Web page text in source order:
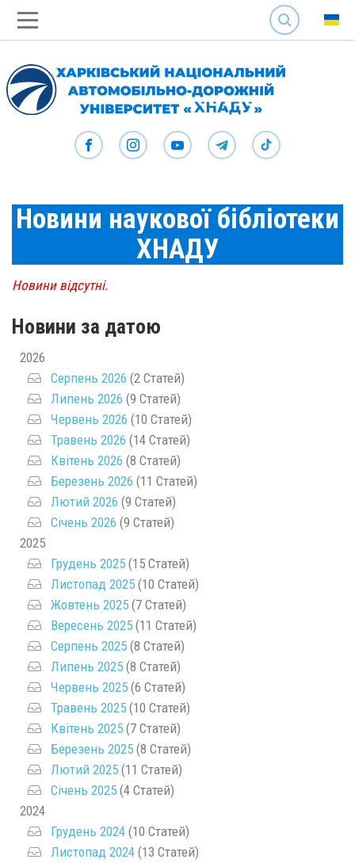
SEARCH
Новини наукової бібліотеки
ХНАДУ
Новини відсутні.
Новини за датою
2026
Серпень 2026 (2 Статей)
Липень 2026 (9 Статей)
Червень 2026 (10 Статей)
Травень 2026 (14 Статей)
Квітень 2026 (8 Статей)
Березень 2026 (11 Статей)
Лютий 2026 (9 Статей)
Січень 2026 (9 Статей)
2025
Грудень 2025 (15 Статей)
Листопад 2025 (10 Статей)
Жовтень 2025 (7 Статей)
Вересень 2025 (11 Статей)
Серпень 2025 (8 Статей)
Липень 2025 (8 Статей)
Червень 2025 (6 Статей)
Травень 2025 (10 Статей)
Квітень 2025 (7 Статей)
Березень 2025 (8 Статей)
Лютий 2025 (11 Статей)
Січень 2025 (4 Статей)
2024
Грудень 2024 (10 Статей)
Листопад 2024 (13 Статей)